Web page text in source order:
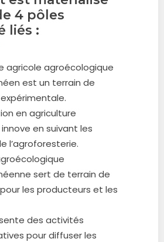
4 pôles
liés :
agricole agroécologique
est un terrain de
en agriculture
en suivant les
l’agroforesterie.
sert de terrain de
les producteurs et les
des activités
pour diffuser les